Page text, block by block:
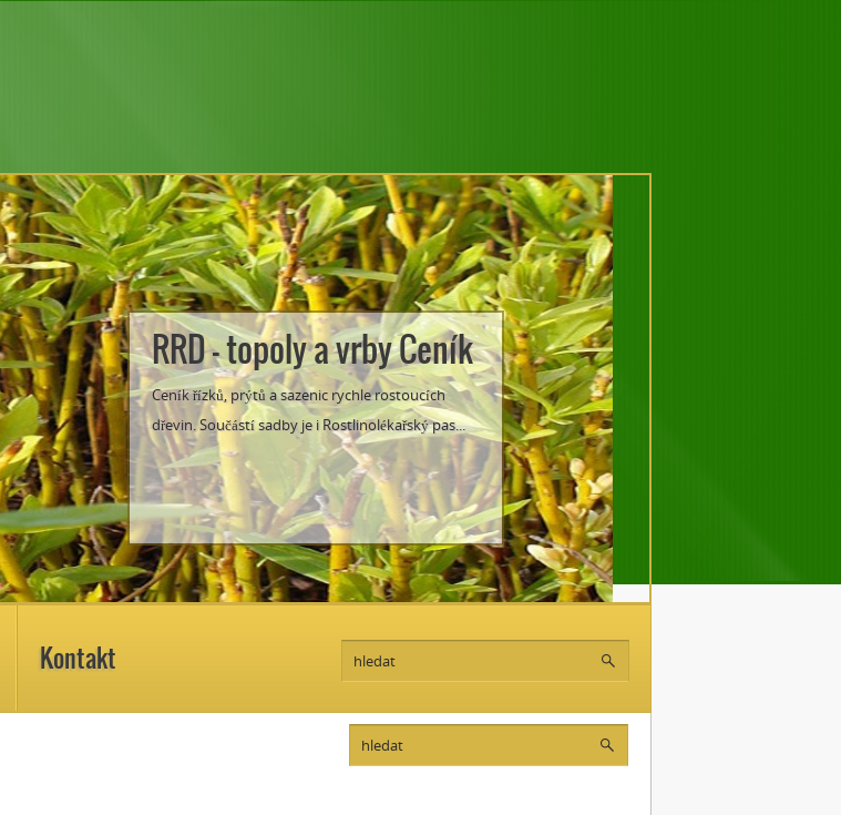
RRD - topoly a vrby Ceník
Ceník řízků, prýtů a sazenic rychle rostoucích
dřevin. Součástí sadby je i Rostlinolékařský pas...
Kontakt